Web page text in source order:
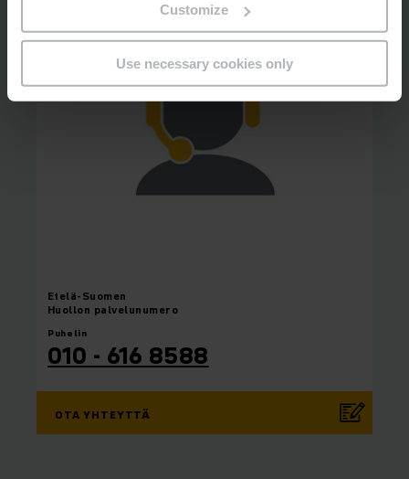
Customize
Use necessary cookies only
Etelä-Suomen
Huollon palvelunumero
Puhelin
010 - 616 8588
OTA YHTEYTTÄ